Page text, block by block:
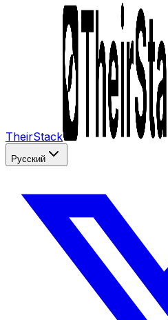
TheirStack
Русский